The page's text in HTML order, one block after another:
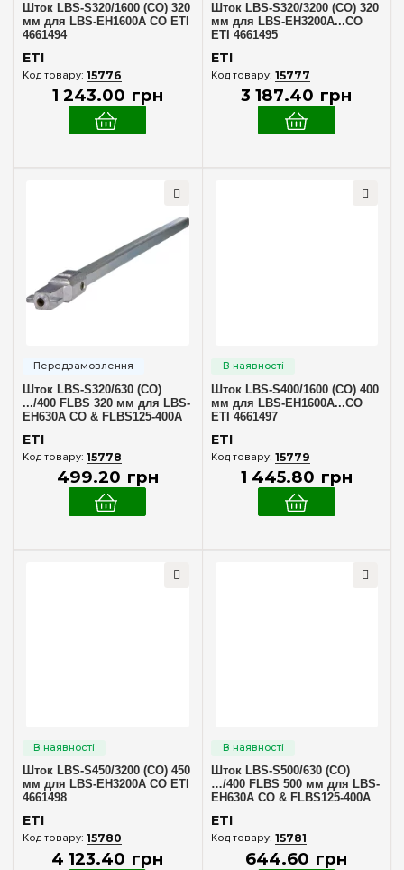
Шток LBS-S320/1600 (CO) 320
мм для LBS-EH1600A CO ETI
4661494
ETI
15776
1 243.00 грн
Шток LBS-S320/3200 (CO) 320
мм для LBS-EH3200A...CO
ETI 4661495
ETI
15777
3 187.40 грн
Шток LBS-S320/630 (CO)
.../400 FLBS 320 мм для LBS-
EH630A CO & FLBS125-400A
ETI
15778
499.20 грн
Шток LBS-S400/1600 (CO) 400
мм для LBS-EH1600A...CO
ETI 4661497
ETI
15779
1 445.80 грн
Шток LBS-S450/3200 (CO) 450
мм для LBS-EH3200A CO ETI
4661498
ETI
15780
4 123.40 грн
Шток LBS-S500/630 (CO)
…/400 FLBS 500 мм для LBS-
EH630A CO & FLBS125-400A
ETI
15781
644.60 грн